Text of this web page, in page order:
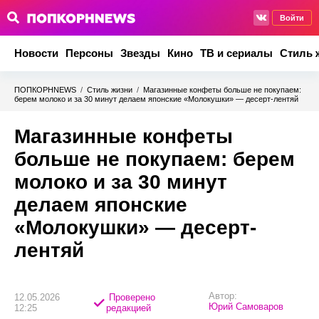
Войти
Новости Персоны Звезды Кино ТВ и сериалы Стиль
ПОПКОРНNEWS / Стиль жизни / Магазинные конфеты больше не покупаем:
берем молоко и за 30 минут делаем японские «Молокушки» — десерт-лентяй
Магазинные конфеты
больше не покупаем: берем
молоко и за 30 минут
делаем японские
«Молокушки» — десерт-
лентяй
12.05.2026
12:25
Проверено
редакцией
Автор:
Юрий Самоваров